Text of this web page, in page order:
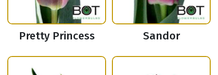
Pretty Princess Sandor